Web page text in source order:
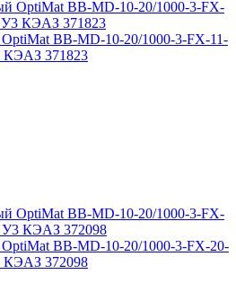
BB-MD-10-20/1000-3-FX-11-
КЭАЗ 371823
BB-MD-10-20/1000-3-FX-20-
КЭАЗ 372098